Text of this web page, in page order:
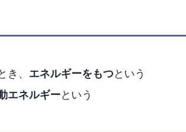
、 エネルギーをもつという
エネルギーという